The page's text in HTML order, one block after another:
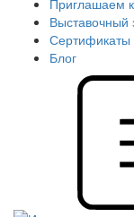
Приглашаем
Выставочный
Сертификаты
Блог